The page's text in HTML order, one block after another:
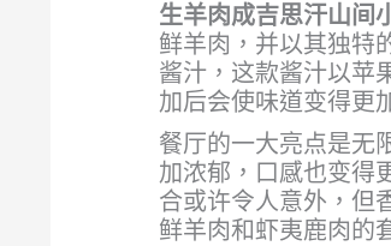
生羊肉成吉思汗山间
鲜羊肉，并以其独特
酱汁，这款酱汁以苹
加后会使味道变得更
餐厅的一大亮点是无
加浓郁，口感也变得
合或许令人意外，但
鲜羊肉和虾夷鹿肉的